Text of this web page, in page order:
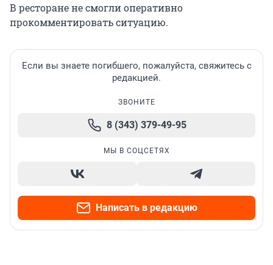
В ресторане не смогли оперативно
прокомментировать ситуацию.
Если вы знаете погибшего, пожалуйста, свяжитесь с
редакцией.
ЗВОНИТЕ
8 (343) 379-49-95
МЫ В СОЦСЕТЯХ
Написать в редакцию